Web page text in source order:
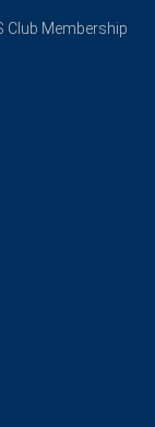
Club Membership